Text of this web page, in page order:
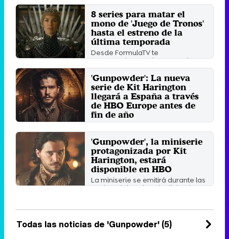
8 series para matar el
mono de 'Juego de Tronos'
hasta el estreno de la
última temporada
Desde FormulaTV te
recomendamos algunas series
para que la espera de la última
temporada ...
Martes 12 Junio 2018 10:34
'Gunpowder': La nueva
serie de Kit Harington
llegará a España a través
de HBO Europe antes de
fin de año
La nueva serie de Kit Harington ha
sido adquirida por HBO Europe
para distribuirla por ...
Lunes 4 Diciembre 2017 14:49
'Gunpowder', la miniserie
protagonizada por Kit
Harington, estará
disponible en HBO
La miniserie se emitirá durante las
noches del 18 al 20 de diciembre.
Todas las noticias de 'Gunpowder' (5)